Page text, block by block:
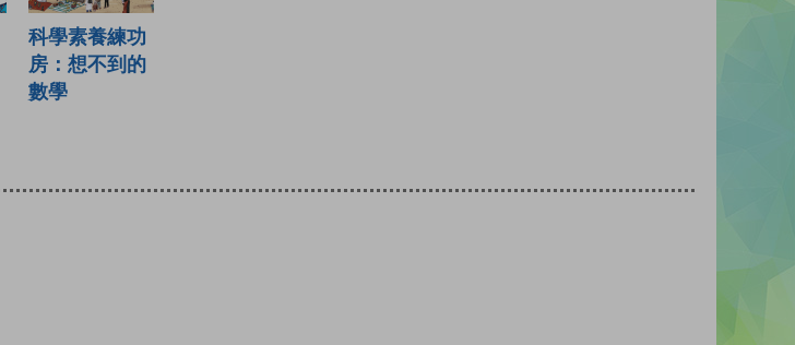
科學素養練功
房：想不到的
數學